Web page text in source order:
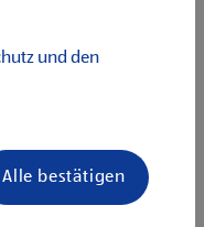
Tätigkeiten
zur
und
Erfolg
und den
Alle bestätigen